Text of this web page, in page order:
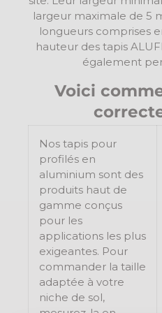
largeur maximale de 5
longueurs comprises
hauteur des tapis
également
Voici
Nos tapis pour
profilés en
aluminium sont des
produits haut de
gamme conçus
pour les
applications les plus
exigeantes. Pour
commander la taille
adaptée à votre
niche de sol,